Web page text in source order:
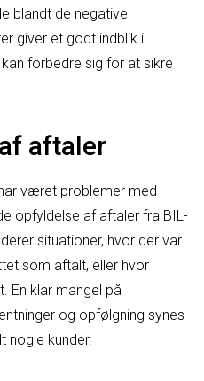
blandt de negative
giver et godt indblik i
forbedre sig for at sikre
aftaler
været problemer med
opfyldelse af aftaler fra BIL-
situationer, hvor der var
som aftalt, eller hvor
En klar mangel på
og opfølgning synes
nogle kunder.